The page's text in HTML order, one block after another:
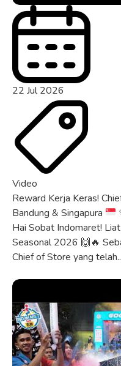
22 Jul 2026
Video
Reward Kerja Keras!
Bandung & Singapura
Hai Sobat Indomaret!
Seasonal 2026 🙌🔥
Chief of Store yang